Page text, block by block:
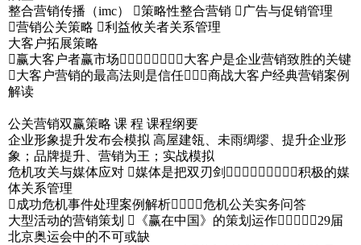
整合营销传播（imc） 策略性整合营销 广告与促销管理
营销公关策略 利益攸关者关系管理
大客户拓展策略
赢大客户者赢市场大客户是企业营销致胜的关键
大客户营销的最高法则是信任商战大客户经典营销案例
解读
公关营销双赢策略 课 程 课程纲要
企业形象提升发布会模拟 高屋建瓴、未雨绸缪、提升企业形
象；品牌提升、营销为王；实战模拟
危机攻关与媒体应对 媒体是把双刃剑积极的媒
体关系管理
成功危机事件处理案例解析危机公关实务问答
大型活动的营销策划 《赢在中国》的策划运作29届
北京奥运会中的不可或缺